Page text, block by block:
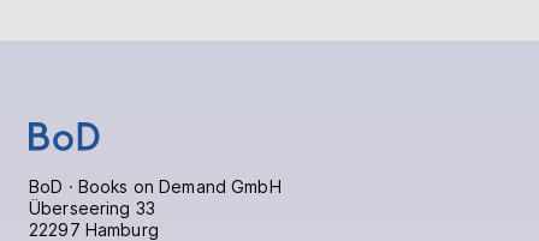
BoD · Books on Demand GmbH
Überseering 33
22297 Hamburg